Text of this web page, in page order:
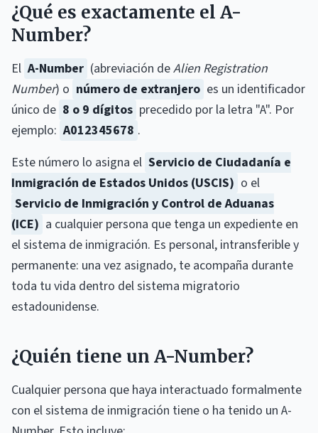
¿Qué es exactamente el A-
Number?
El A-Number (abreviación deAlien Registration
Number) o número de extranjero es un identificador
único de 8 o 9 dígitos precedido por la letra "A". Por
ejemplo: A012345678 .
Este número lo asigna el Servicio de Ciudadanía e
Inmigración de Estados Unidos (USCIS) o el
Servicio de Inmigración y Control de Aduanas
(ICE) a cualquier persona que tenga un expediente en
el sistema de inmigración. Es personal, intransferible y
permanente: una vez asignado, te acompaña durante
toda tu vida dentro del sistema migratorio
estadounidense.
¿Quién tiene un A-Number?
Cualquier persona que haya interactuado formalmente
con el sistema de inmigración tiene o ha tenido un A-